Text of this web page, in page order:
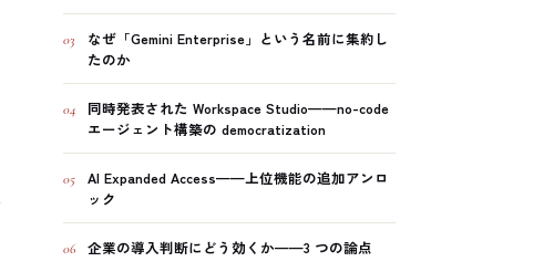
03
なぜ「Gemini Enterprise」という名前に集約し
たのか
04
同時発表された Workspace Studio——no-code
エージェント構築の democratization
05
AI Expanded Access——上位機能の追加アンロ
ック
06 企業の導入判断にどう効くか——3 つの論点